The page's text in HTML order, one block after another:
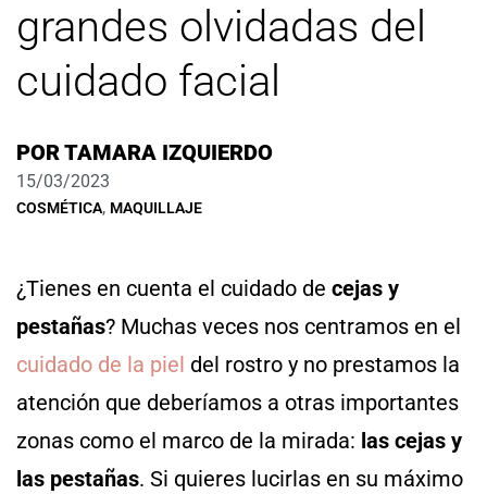
grandes olvidadas del
cuidado facial
PORTAMARA IZQUIERDO
15/03/2023
COSMÉTICA, MAQUILLAJE
¿Tienes en cuenta el cuidado de cejas y
pestañas? Muchas veces nos centramos en el
cuidado de la piel del rostro y no prestamos la
atención que deberíamos a otras importantes
zonas como el marco de la mirada: las cejas y
las pestañas. Si quieres lucirlas en su máximo